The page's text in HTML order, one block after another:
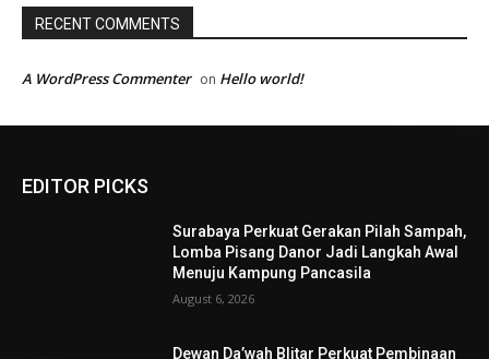
RECENT COMMENTS
A WordPress Commenter on Hello world!
EDITOR PICKS
Surabaya Perkuat Gerakan Pilah Sampah,
Lomba Pisang Danor Jadi Langkah Awal
Menuju Kampung Pancasila
August 6, 2026
Dewan Da’wah Blitar Perkuat Pembinaan